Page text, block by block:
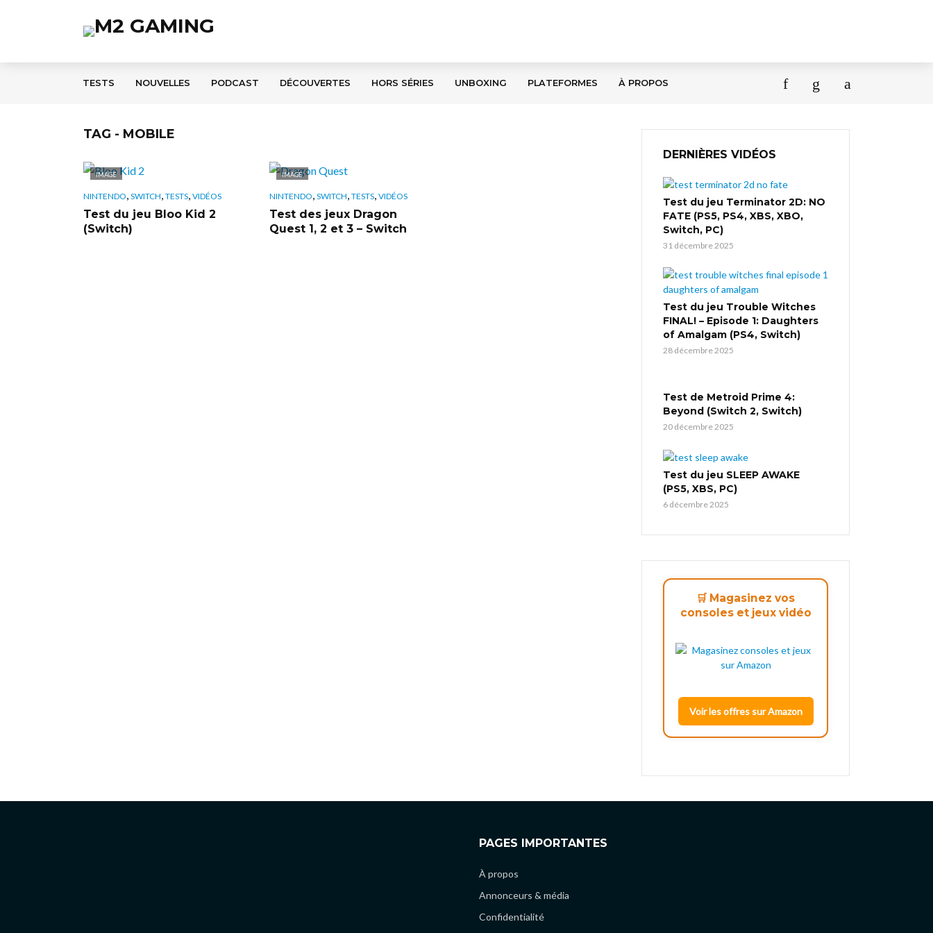
TESTS NOUVELLES PODCAST DÉCOUVERTES HORS SÉRIES UNBOXING PLATEFORMES À PROPOS
TAG - MOBILE
IMAGE
NINTENDO, SWITCH, TESTS, VIDÉOS
Test du jeu Bloo Kid 2
(Switch)
IMAGE
NINTENDO, SWITCH, TESTS, VIDÉOS
Test des jeux Dragon
Quest 1, 2 et 3 – Switch
DERNIÈRES VIDÉOS
Test du jeu Terminator 2D: NO
FATE (PS5, PS4, XBS, XBO,
Switch, PC)
31 décembre 2025
Test du jeu Trouble Witches
FINAL! – Episode 1: Daughters
of Amalgam (PS4, Switch)
28 décembre 2025
Test de Metroid Prime 4:
Beyond (Switch 2, Switch)
20 décembre 2025
Test du jeu SLEEP AWAKE
(PS5, XBS, PC)
6 décembre 2025
🛒 Magasinez vos
consoles et jeux vidéo
Voir les offres sur Amazon
PAGES IMPORTANTES
À propos
Annonceurs & média
Confidentialité